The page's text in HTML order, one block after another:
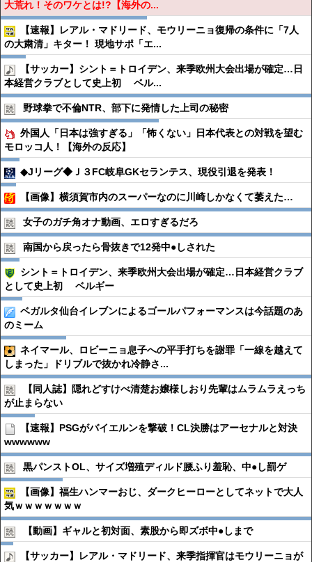
大荒れ！そのワケとは!?【海外の...
【速報】レアル・マドリード、モウリーニョ復帰の条件に「7人
の大粛清」キター！ 現地サポ「エ...
【サッカー】シント＝トロイデン、来季欧州大会出場が確定…日
本経営クラブとして史上初 ベル...
野球拳で不倫NTR、部下に発情した上司の秘密
外国人「日本は強すぎる」「怖くない」日本代表との対戦を望む
モロッコ人！【海外の反応】
◆Jリーグ◆Ｊ３FC岐阜GKセランテス、現役引退を発表！
【画像】横須賀市内のスーパーなのに川崎しかなくて萎えた…
女子のガチ角オナ動画、エロすぎるだろ
南国から戻ったら骨抜きで12発中●︎しされた
シント＝トロイデン、来季欧州大会出場が確定…日本経営クラブ
として史上初 ベルギー
ベガルタ仙台イレブンによるゴールパフォーマンスは今話題のあ
のミーム
ネイマール、ロビーニョ息子への平手打ちを謝罪「一線を越えて
しまった」ドリブルで抜かれ冷静さ...
【同人誌】隠れどすけべ清楚お嬢様しおり先輩はムラムラえっち
が止まらない
【速報】PSGがバイエルンを撃破！CL決勝はアーセナルと対決
wwwwww
黒パンストOL、サイズ増殖ディルド腰ふり羞恥、中●︎し罰ゲ
【画像】福生ハンマーおじ、ダークヒーローとしてネットで大人
気ｗｗｗｗｗｗｗ
【動画】ギャルと初対面、素股から即ズボ中●︎しまで
【サッカー】レアル・マドリード、来季指揮官はモウリーニョが